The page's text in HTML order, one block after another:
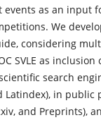
as an input
We
considering
SVLE as inclusion
search
Latindex), in
and Preprints),